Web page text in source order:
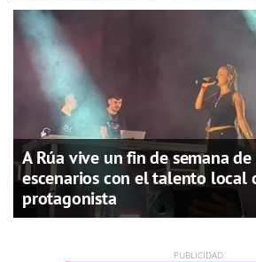
A Rúa vive un fin de semana
escenarios con el talento local
protagonista